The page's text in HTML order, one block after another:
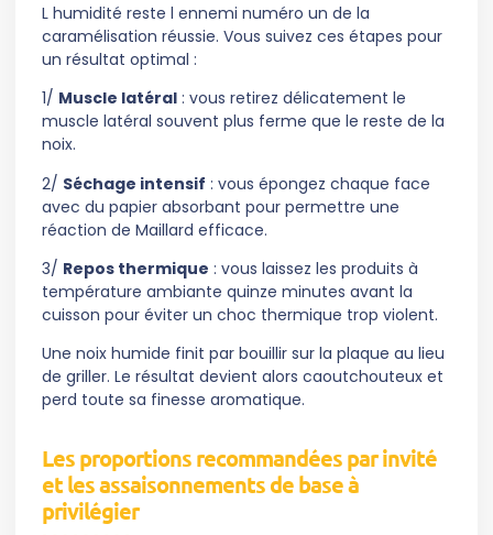
L humidité reste l ennemi numéro un de la
caramélisation réussie. Vous suivez ces étapes pour
un résultat optimal :
1/ Muscle latéral : vous retirez délicatement le
muscle latéral souvent plus ferme que le reste de la
noix.
2/ Séchage intensif : vous épongez chaque face
avec du papier absorbant pour permettre une
réaction de Maillard efficace.
3/ Repos thermique : vous laissez les produits à
température ambiante quinze minutes avant la
cuisson pour éviter un choc thermique trop violent.
Une noix humide finit par bouillir sur la plaque au lieu
de griller. Le résultat devient alors caoutchouteux et
perd toute sa finesse aromatique.
Les proportions recommandées par invité
et les assaisonnements de base à
privilégier